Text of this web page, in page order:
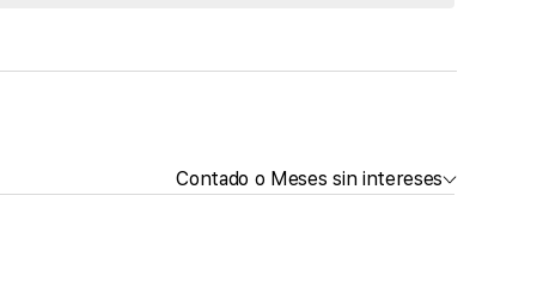
Contado o Meses sin intereses